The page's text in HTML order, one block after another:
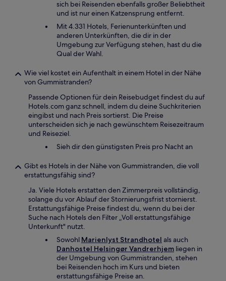
sich bei Reisenden ebenfalls großer Beliebtheit
und ist nur einen Katzensprung entfernt.
Mit 4.331 Hotels, Ferienunterkünften und
anderen Unterkünften, die dir in der
Umgebung zur Verfügung stehen, hast du die
Qual der Wahl.
Wie viel kostet ein Aufenthalt in einem Hotel in der Nähe
von Gummistranden?
Passende Optionen für dein Reisebudget findest du auf
Hotels.com ganz schnell, indem du deine Suchkriterien
eingibst und nach Preis sortierst. Die Preise
unterscheiden sich je nach gewünschtem Reisezeitraum
und Reiseziel.
Sieh dir den günstigsten Preis pro Nacht an
Gibt es Hotels in der Nähe von Gummistranden, die voll
erstattungsfähig sind?
Ja. Viele Hotels erstatten den Zimmerpreis vollständig,
solange du vor Ablauf der Stornierungsfrist stornierst.
Erstattungsfähige Preise findest du, wenn du bei der
Suche nach Hotels den Filter „Voll erstattungsfähige
Unterkunft" nutzt.
Sowohl Marienlyst Strandhotel als auch
Danhostel Helsingør Vandrerhjem liegen in
der Umgebung von Gummistranden, stehen
bei Reisenden hoch im Kurs und bieten
erstattungsfähige Preise an.